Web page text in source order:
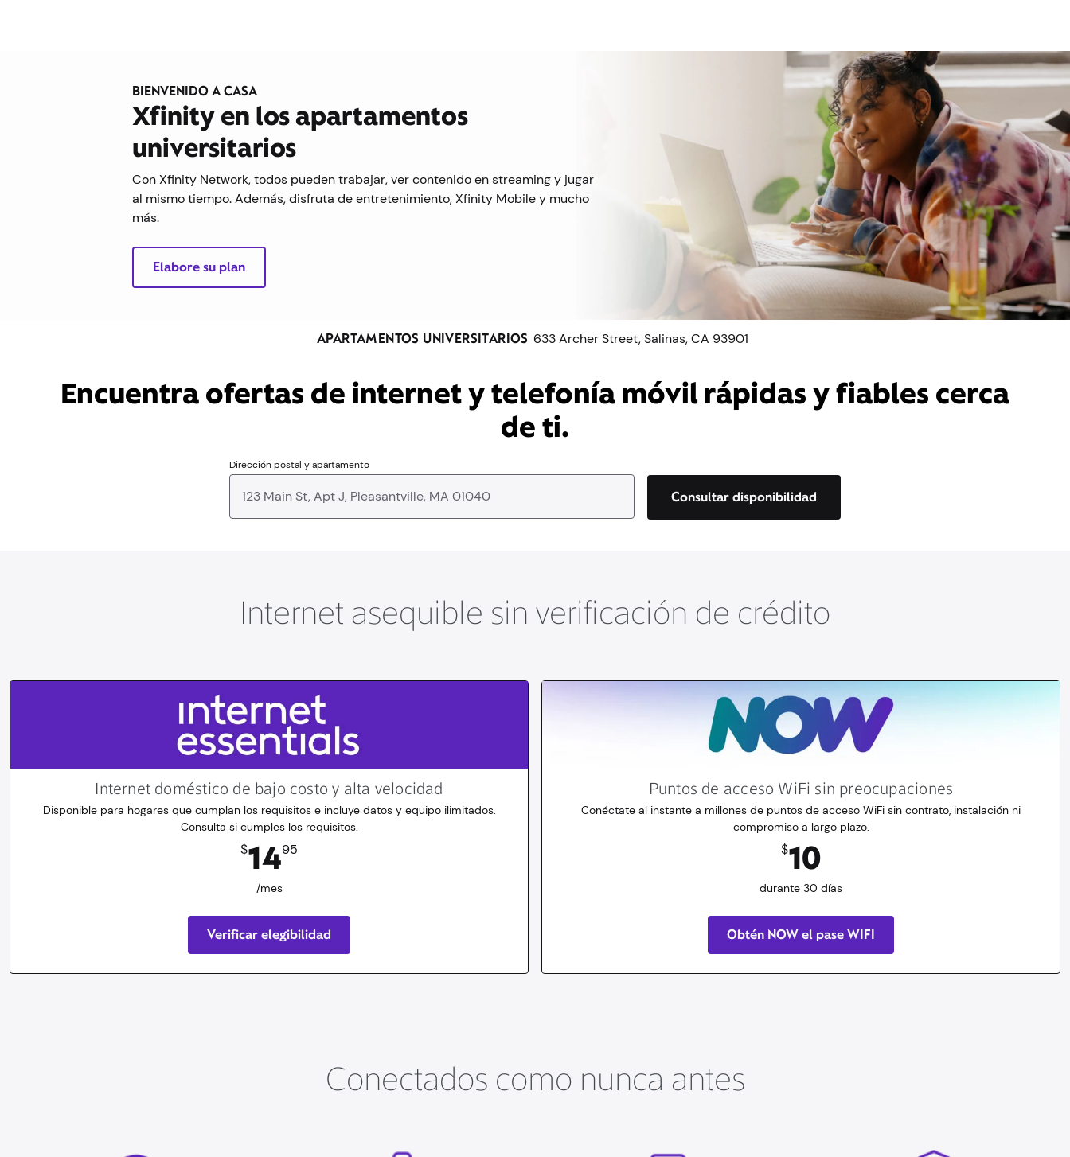
BIENVENIDO A CASA
Xfinity en los apartamentos
universitarios
Con Xfinity Network, todos pueden trabajar, ver contenido en streaming y jugar
al mismo tiempo. Además, disfruta de entretenimiento, Xfinity Mobile y mucho
más.
Elabore su plan
APARTAMENTOS UNIVERSITARIOS 633 Archer Street, Salinas, CA 93901
Encuentra ofertas de internet y telefonía móvil rápidas y fiables cerca
de ti.
Dirección postal y apartamento
Consultar disponibilidad
Internet asequible sin verificación de crédito
Internet doméstico de bajo costo y alta velocidad
Disponible para hogares que cumplan los requisitos e incluye datos y equipo ilimitados.
Consulta si cumples los requisitos.
$1495
/mes
Verificar elegibilidad
Puntos de acceso WiFi sin preocupaciones
Conéctate al instante a millones de puntos de acceso WiFi sin contrato, instalación ni
compromiso a largo plazo.
$10
durante 30 días
Obtén NOW el pase WIFI
Conectados como nunca antes